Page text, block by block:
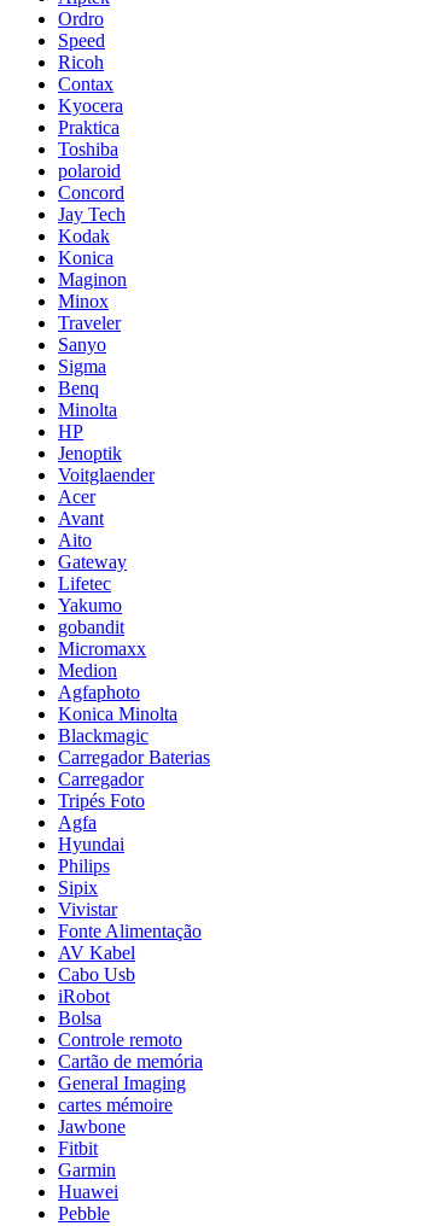
Ordro
Speed
Ricoh
Contax
Kyocera
Praktica
Toshiba
polaroid
Concord
Jay Tech
Kodak
Konica
Maginon
Minox
Traveler
Sanyo
Sigma
Benq
Minolta
HP
Jenoptik
Voitglaender
Acer
Avant
Aito
Gateway
Lifetec
Yakumo
gobandit
Micromaxx
Medion
Agfaphoto
Konica Minolta
Blackmagic
Carregador Baterias
Carregador
Tripés Foto
Agfa
Hyundai
Philips
Sipix
Vivistar
Fonte Alimentação
AV Kabel
Cabo Usb
iRobot
Bolsa
Controle remoto
Cartão de memória
General Imaging
cartes mémoire
Jawbone
Fitbit
Garmin
Huawei
Pebble